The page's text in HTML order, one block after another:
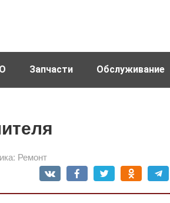
Запчасти Обслуживание
Ремонт